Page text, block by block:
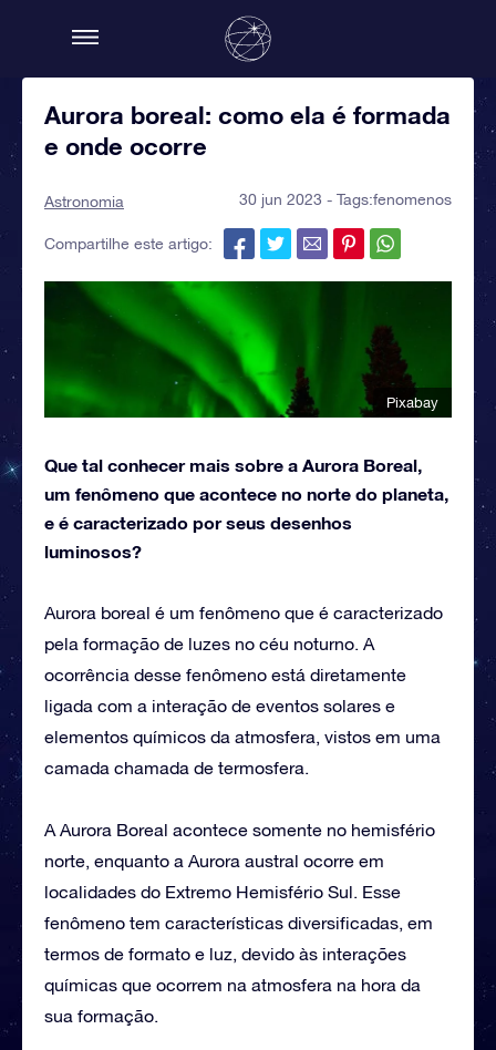
Aurora boreal: como ela é formada
e onde ocorre
Astronomia 30 jun 2023 - Tags:fenomenos
Compartilhe este artigo:
Pixabay
Que tal conhecer mais sobre a Aurora Boreal,
um fenômeno que acontece no norte do planeta,
e é caracterizado por seus desenhos
luminosos?
Aurora boreal é um fenômeno que é caracterizado
pela formação de luzes no céu noturno. A
ocorrência desse fenômeno está diretamente
ligada com a interação de eventos solares e
elementos químicos da atmosfera, vistos em uma
camada chamada de termosfera.
A Aurora Boreal acontece somente no hemisfério
norte, enquanto a Aurora austral ocorre em
localidades do Extremo Hemisfério Sul. Esse
fenômeno tem características diversificadas, em
termos de formato e luz, devido às interações
químicas que ocorrem na atmosfera na hora da
sua formação.